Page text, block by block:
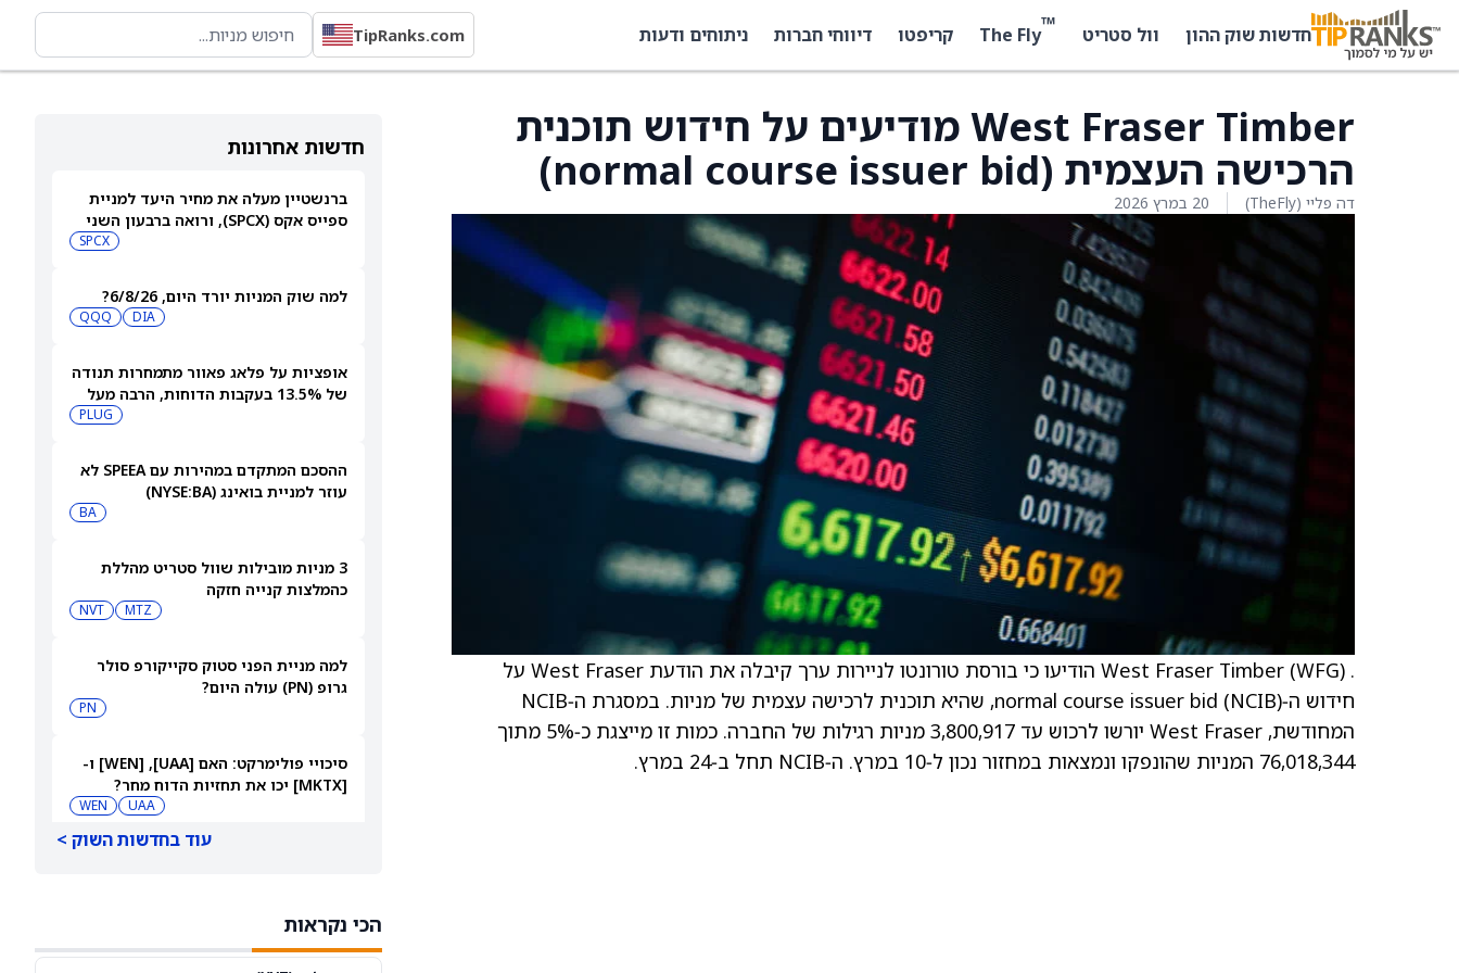
חדשות שוק ההון וול סטריט ™
The Fly קריפטו דיווחי חברות ניתוחים ודעות TipRanks.com
חדשות אחרונות
ברנשטיין מעלה את מחיר היעד למניית
ספייס אקס (SPCX), ורואה ברבעון השני
SPCX
למה שוק המניות יורד היום, 6/8/26?
DIA
QQQ
אופציות על פלאג פאוור מתמחרות תנודה
של 13.5% בעקבות הדוחות, הרבה מעל
PLUG
ההסכם המתקדם במהירות עם SPEEA לא
עוזר למניית בואינג (NYSE:BA)
BA
3 מניות מובילות שוול סטריט מהללת
כהמלצות קנייה חזקה
MTZ
NVT
למה מניית הפני סטוק סקייקורפ סולר
גרופ (PN) עולה היום?
PN
סיכויי פולימרקט: האם [UAA], ‏[WEN] ו-
[MKTX] יכו את תחזיות הדוח מחר?
UAA
WEN
מניית טייק טו אינטראקטיב (TTWO) ירדה
עוד בחדשות השוק >
הכי נקראות
West Fraser Timber מודיעים על חידוש תוכנית
הרכישה העצמית (normal course issuer bid)
דה פליי (TheFly) 20 במרץ 2026
. West Fraser Timber (WFG) הודיעו כי בורסת טורונטו לניירות ערך קיבלה את הודעת West Fraser על
חידוש ה‑normal course issuer bid (NCIB), שהיא תוכנית לרכישה עצמית של מניות. במסגרת ה‑NCIB
המחודשת, West Fraser יורשו לרכוש עד 3,800,917 מניות רגילות של החברה. כמות זו מייצגת כ‑5% מתוך
76,018,344 המניות שהונפקו ונמצאות במחזור נכון ל‑10 במרץ. ה‑NCIB תחל ב‑24 במרץ.